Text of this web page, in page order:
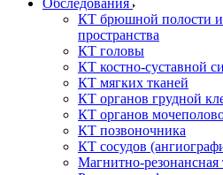
Обследования
КТ брюшной полости
пространства
КТ головы
КТ костно-суставной
КТ мягких тканей
КТ органов грудной
КТ органов
КТ позвоночника
КТ сосудов
Магнитно-резонансная